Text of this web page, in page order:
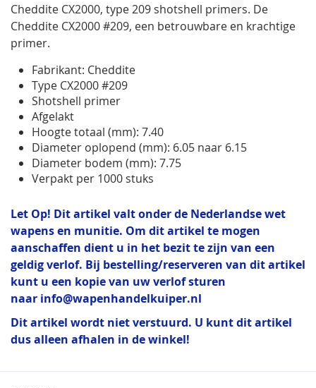
Cheddite CX2000, type 209 shotshell primers. De
Cheddite CX2000 #209, een betrouwbare en krachtige
primer.
Fabrikant: Cheddite
Type CX2000 #209
Shotshell primer
Afgelakt
Hoogte totaal (mm): 7.40
Diameter oplopend (mm): 6.05 naar 6.15
Diameter bodem (mm): 7.75
Verpakt per 1000 stuks
Let Op! Dit artikel valt onder de Nederlandse wet
wapens en munitie. Om dit artikel te mogen
aanschaffen dient u in het bezit te zijn van een
geldig verlof. Bij bestelling/reserveren van dit artikel
kunt u een kopie van uw verlof sturen
naar info@wapenhandelkuiper.nl
Dit artikel wordt niet verstuurd. U kunt dit artikel
dus alleen afhalen in de winkel!